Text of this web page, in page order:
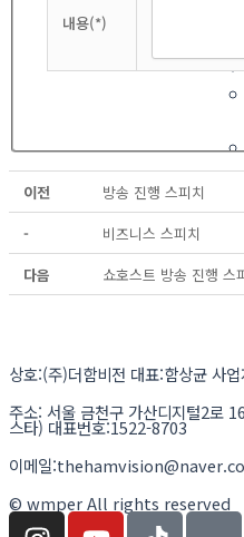
내용(*)
이전
방송 진행 스피치
-
비즈니스 스피치
다음
쇼호스트 방송 진행 스
상호:(주)더함비전 대표:함상균 사
주소: 서울 금천구 가산디지털2로
스타) 대표번호:1522-8703
이메일
© wmper All rights reserved
I Y T I